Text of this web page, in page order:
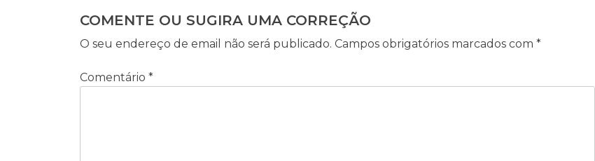
COMENTE OU SUGIRA UMA CORREÇÃO
O seu endereço de email não será publicado. Campos obrigatórios marcados com *
Comentário *